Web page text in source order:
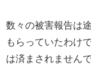
数々の被害報告は
もらっていたわけ
は済まされませんで